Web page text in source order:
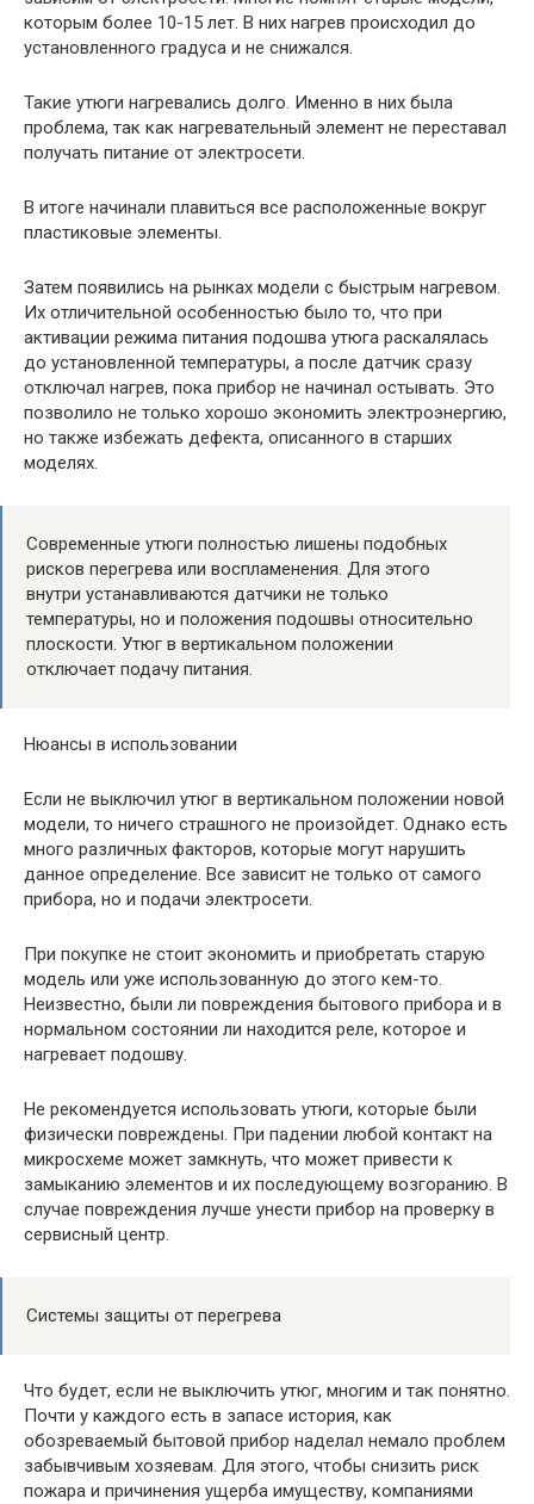
которым более 10-15 лет. В них нагрев происходил до
установленного градуса и не снижался.
Такие утюги нагревались долго. Именно в них была
проблема, так как нагревательный элемент не переставал
получать питание от электросети.
В итоге начинали плавиться все расположенные вокруг
пластиковые элементы.
Затем появились на рынках модели с быстрым нагревом.
Их отличительной особенностью было то, что при
активации режима питания подошва утюга раскалялась
до установленной температуры, а после датчик сразу
отключал нагрев, пока прибор не начинал остывать. Это
позволило не только хорошо экономить электроэнергию,
но также избежать дефекта, описанного в старших
моделях.
Современные утюги полностью лишены подобных
рисков перегрева или воспламенения. Для этого
внутри устанавливаются датчики не только
температуры, но и положения подошвы относительно
плоскости. Утюг в вертикальном положении
отключает подачу питания.
Нюансы в использовании
Если не выключил утюг в вертикальном положении новой
модели, то ничего страшного не произойдет. Однако есть
много различных факторов, которые могут нарушить
данное определение. Все зависит не только от самого
прибора, но и подачи электросети.
При покупке не стоит экономить и приобретать старую
модель или уже использованную до этого кем-то.
Неизвестно, были ли повреждения бытового прибора и в
нормальном состоянии ли находится реле, которое и
нагревает подошву.
Не рекомендуется использовать утюги, которые были
физически повреждены. При падении любой контакт на
микросхеме может замкнуть, что может привести к
замыканию элементов и их последующему возгоранию. В
случае повреждения лучше унести прибор на проверку в
сервисный центр.
Системы защиты от перегрева
Что будет, если не выключить утюг, многим и так понятно.
Почти у каждого есть в запасе история, как
обозреваемый бытовой прибор наделал немало проблем
забывчивым хозяевам. Для этого, чтобы снизить риск
пожара и причинения ущерба имуществу, компаниями